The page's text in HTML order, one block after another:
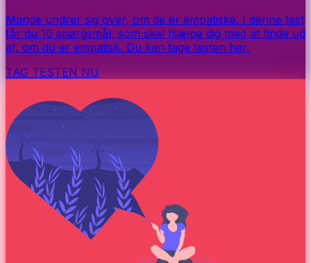
Mange undrer sig over, om de er empatiske. I denne test
får du 10 spørgsmål, som skal hjælpe dig med at finde ud
af, om du er empatisk. Du kan tage testen her.
TAG TESTEN NU